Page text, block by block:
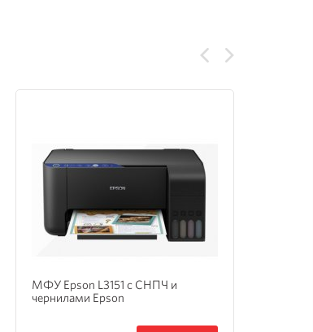
МФУ Epson L3151 с СНПЧ и
чернилами Epson